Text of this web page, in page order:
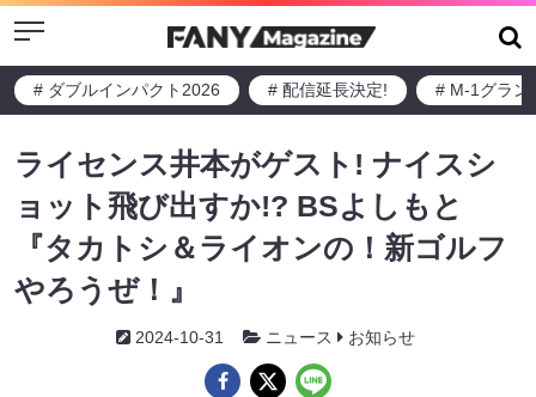
Menu
# ダブルインパクト2026 # 配信延長決定! # M-1グラン
ライセンス井本がゲスト! ナイスシ
ョット飛び出すか!? BSよしもと
『タカトシ＆ライオンの！新ゴルフ
やろうぜ！』
2024-10-31 ニュース お知らせ